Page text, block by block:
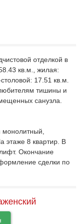
отделкой в
кв.м., жилая:
17.51 кв.м.
тишины и
санузла.
монолитный,
этаже 8 квартир. В
Окончание
сделки по